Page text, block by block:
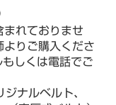
れておりませ
りご購入くださ
しくは電話でご
ナルベルト、